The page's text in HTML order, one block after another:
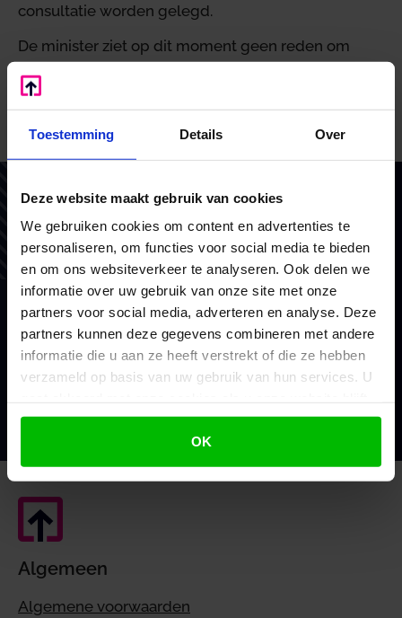
Toestemming Details Over
Deze website maakt gebruik van cookies
We gebruiken cookies om content en advertenties te
personaliseren, om functies voor social media te bieden
en om ons websiteverkeer te analyseren. Ook delen we
informatie over uw gebruik van onze site met onze
partners voor social media, adverteren en analyse. Deze
partners kunnen deze gegevens combineren met andere
informatie die u aan ze heeft verstrekt of die ze hebben
verzameld op basis van uw gebruik van hun services. U
gebruiken.
OK
consultatie worden gelegd.
De minister ziet op dit moment geen reden om
hypotheken voor de eigen woning altijd te
registreren.
| 16-01-2023
Vertrouw op BoekZo, net als
honderden andere ondernemers
Als financieel en belastingadviseurs coachen we en
doen we waar we goed in zijn. Voor het MKB en
consultants. Met vaste prijzen, scherp advies en
brede ondersteuning.
Algemeen
Algemene voorwaarden